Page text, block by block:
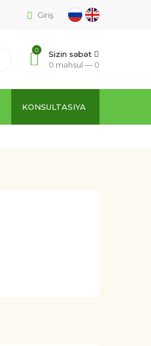
Giriş
0
Sizin səbət
0 məhsul — 0
KONSULTASIYA